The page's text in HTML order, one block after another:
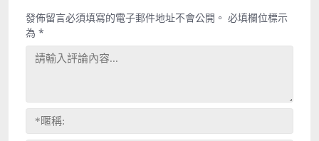
發佈留言必須填寫的電子郵件地址不會公開。 必填欄位標示
為 *